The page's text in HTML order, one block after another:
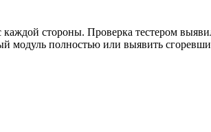
стороны. Проверка тестером
модуль полностью или выявить